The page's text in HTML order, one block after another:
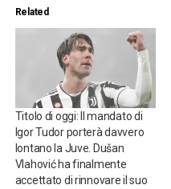
Related
Titolo di oggi: Il mandato di
Igor Tudor porterà davvero
lontano la Juve. Dušan
Vlahović ha finalmente
accettato di rinnovare il suo